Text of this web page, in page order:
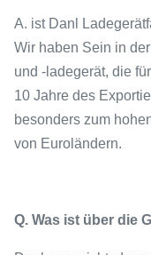
A. ist Danl
Wir haben Sein in
und -ladegerät, die
10 Jahre des
besonders zum
von Euroländern.
Q. Was ist über die